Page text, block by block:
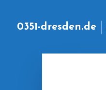
0351-dresden.de